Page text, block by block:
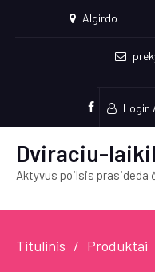
Algirdo
Socialinės
Login
Dviraciu-
Aktyvus poilsis prasideda
Titulinis Produktai